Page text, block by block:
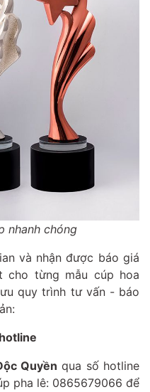
nhanh chóng
và nhận được báo giá
cho từng mẫu cúp hoa
quy trình tư vấn - báo
Quyền qua số hotline
pha lê: 0865679066 để